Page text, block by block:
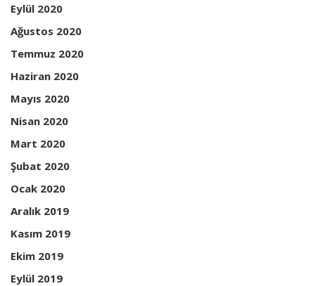
Eylül 2020
Ağustos 2020
Temmuz 2020
Haziran 2020
Mayıs 2020
Nisan 2020
Mart 2020
Şubat 2020
Ocak 2020
Aralık 2019
Kasım 2019
Ekim 2019
Eylül 2019